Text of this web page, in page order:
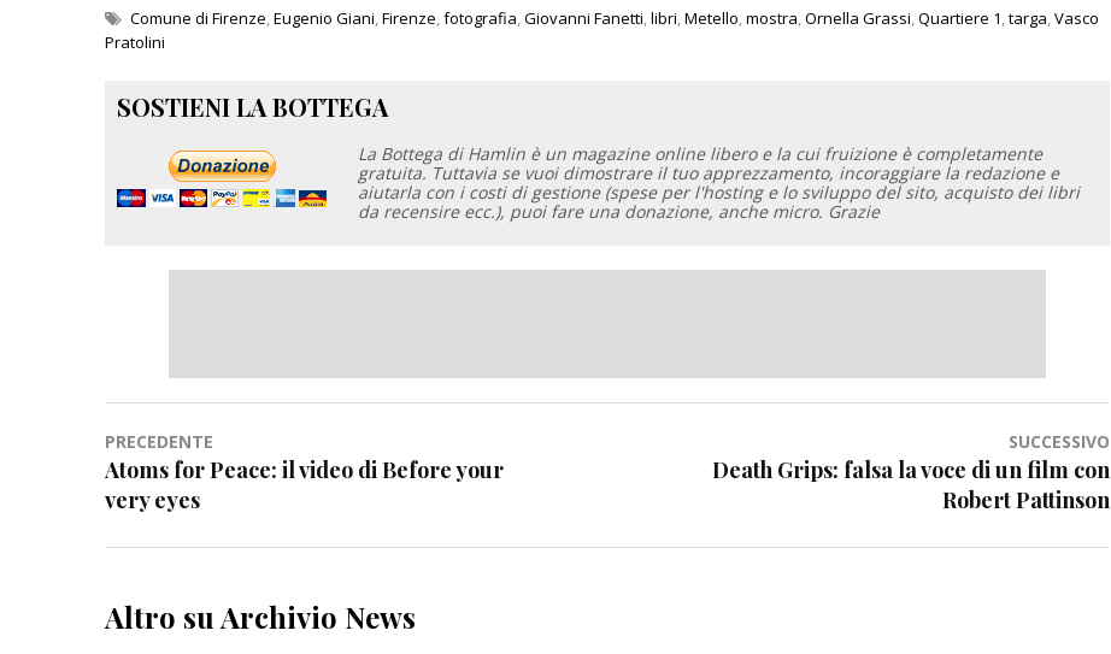
Comune di Firenze,Eugenio Giani,Firenze,fotografia,Giovanni Fanetti,libri,Metello,mostra,Ornella Grassi,Quartiere 1,targa,Vasco
Pratolini
SOSTIENI LA BOTTEGA
La Bottega di Hamlin è un magazine online libero e la cui fruizione è completamente
gratuita. Tuttavia se vuoi dimostrare il tuo apprezzamento, incoraggiare la redazione e
aiutarla con i costi di gestione (spese per l'hosting e lo sviluppo del sito, acquisto dei libri
da recensire ecc.), puoi fare una donazione, anche micro. Grazie
Navigazione
articoli
PRECEDENTE
Atoms for Peace: il video di Before your
very eyes
SUCCESSIVO
Death Grips: falsa la voce di un film con
Robert Pattinson
Altro su Archivio News